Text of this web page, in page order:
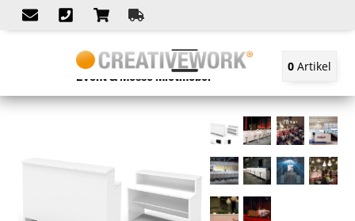
Event & Messe Mietmöbel
0Artikel